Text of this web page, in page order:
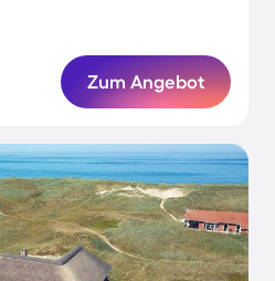
Zum Angebot